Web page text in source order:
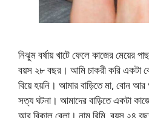
নিঝুম বর্ষায় খাটে ফেলে কাজের মেয়ের
বয়স ২৮ বছর। আমি চাকরী করি একটা
বিয়ে হয়নি। আমার বাড়িতে মা, বোন
সত্য ঘটনা। আমাদের বাড়িতে একটা